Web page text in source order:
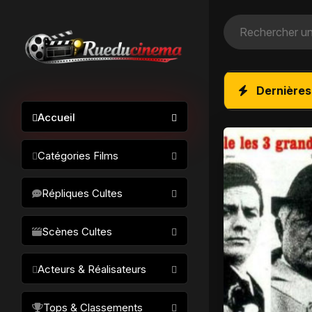
Accueil
Catégories Films
Science-fiction
Drame / Thriller
Comédie/humour
Horreur
Fantastique
Répliques Cultes
Scènes Cultes
Acteurs & Réalisateurs
Tops & Classements